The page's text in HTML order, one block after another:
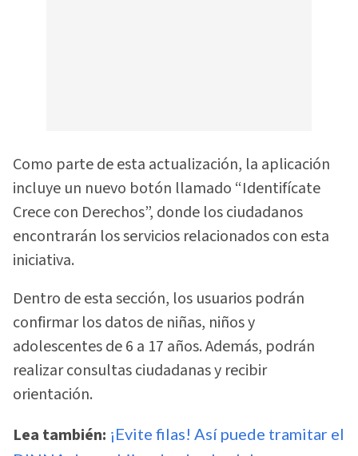
Como parte de esta actualización, la aplicación
incluye un nuevo botón llamado “Identifícate
Crece con Derechos”, donde los ciudadanos
encontrarán los servicios relacionados con esta
iniciativa.
Dentro de esta sección, los usuarios podrán
confirmar los datos de niñas, niños y
adolescentes de 6 a 17 años. Además, podrán
realizar consultas ciudadanas y recibir
orientación.
Lea también: ¡Evite filas! Así puede tramitar el